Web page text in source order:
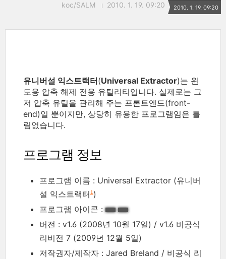
koc/SALM 2010. 1. 19. 09:20 2010. 1. 19. 09:20
유니버설 익스트랙터(Universal Extractor)는 윈
도용 압축 해제 전용 유틸리티입니다. 실제로는 그
저 압축 유틸을 관리해 주는 프론트엔드(front-
end)일 뿐이지만, 상당히 유용한 프로그램임은 틀
림없습니다.
프로그램 정보
프로그램 이름 : Universal Extractor (유니버
설 익스트랙터 1 )
프로그램 아이콘 :
버전 : v1.6 (2008년 10월 17일) / v1.6 비공식
리비전 7 (2009년 12월 5일)
저작권자/제작자 : Jared Breland / 비공식 리